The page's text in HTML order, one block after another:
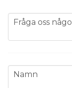
question
Fråga oss
name
Namn